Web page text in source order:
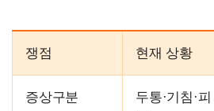
쟁점 현재 상황
증상구분
두통·기침·피